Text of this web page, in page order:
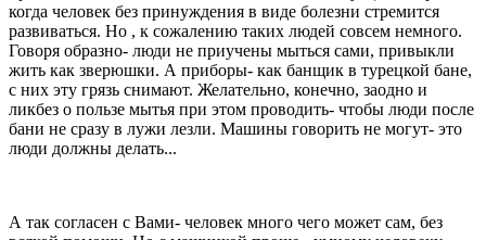
когда человек без принуждения в виде болезни стремится
развиваться. Но , к сожалению таких людей совсем немного.
Говоря образно- люди не приучены мыться сами, привыкли
жить как зверюшки. А приборы- как банщик в турецкой бане,
с них эту грязь снимают. Желательно, конечно, заодно и
ликбез о пользе мытья при этом проводить- чтобы люди после
бани не сразу в лужи лезли. Машины говорить не могут- это
люди должны делать...
А так согласен с Вами- человек много чего может сам, без